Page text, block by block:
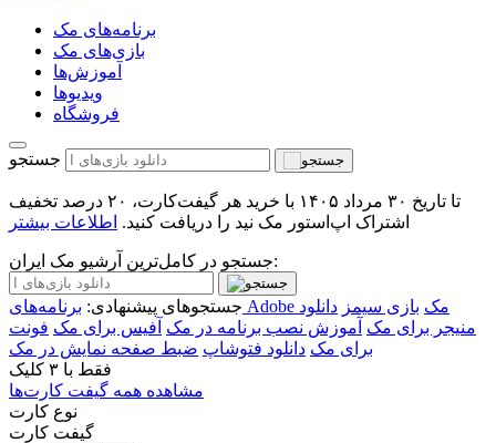
برنامه‌های مک
بازی‌های مک
آموزش‌ها
ویدیو‌ها
فروشگاه
جستجو
تا تاریخ ۳۰ مرداد ۱۴۰۵ با خرید هر گیفت‌کارت، ۲۰ درصد تخفیف
اشتراک اپ‌استور مک نید را دریافت کنید. اطلاعات بیشتر
جستجو در کامل‌ترین آرشیو مک ایران:
جستجوهای پیشنهادی: برنامه‌های Adobe مک بازی سیمز دانلود
منیجر برای مک آموزش نصب برنامه در مک آفیس برای مک فونت
برای مک دانلود فتوشاپ ضبط صفحه نمایش در مک
فقط با ۳ کلیک
مشاهده همه گیفت کارت‌ها
نوع کارت
گیفت کارت